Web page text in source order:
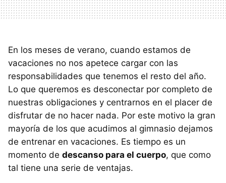
En los meses de verano, cuando estamos de
vacaciones no nos apetece cargar con las
responsabilidades que tenemos el resto del año.
Lo que queremos es desconectar por completo de
nuestras obligaciones y centrarnos en el placer de
disfrutar de no hacer nada. Por este motivo la gran
mayoría de los que acudimos al gimnasio dejamos
de entrenar en vacaciones. Es tiempo es un
momento de descanso para el cuerpo, que como
tal tiene una serie de ventajas.